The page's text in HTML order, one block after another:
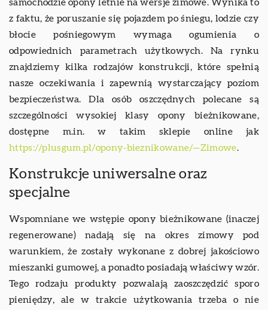
samochodzie opony letnie na wersje zimowe. Wynika to
z faktu, że poruszanie się pojazdem po śniegu, lodzie czy
błocie pośniegowym wymaga ogumienia o
odpowiednich parametrach użytkowych. Na rynku
znajdziemy kilka rodzajów konstrukcji, które spełnią
nasze oczekiwania i zapewnią wystarczający poziom
bezpieczeństwa. Dla osób oszczędnych polecane są
szczególności wysokiej klasy opony bieżnikowane,
dostępne m.in. w takim sklepie online jak
https://plusgum.pl/opony-bieznikowane/—Zimowe.
Konstrukcje uniwersalne oraz
specjalne
Wspomniane we wstępie opony bieżnikowane (inaczej
regenerowane) nadają się na okres zimowy pod
warunkiem, że zostały wykonane z dobrej jakościowo
mieszanki gumowej, a ponadto posiadają właściwy wzór.
Tego rodzaju produkty pozwalają zaoszczędzić sporo
pieniędzy, ale w trakcie użytkowania trzeba o nie